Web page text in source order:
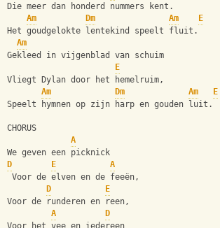
Die meer dan honderd nummers kent.
Am
Dm Am
E
Het goudgelokte lentekind speelt fluit.
Am
Gekleed in vijgenblad van schuim
E
Vliegt Dylan door het hemelruim,
Am
Dm Am
E
Speelt hymnen op zijn harp en gouden luit.
CHORUS
A
We geven een picknick
D
E
A
Voor de elven en de feeën,
D
E
Voor de runderen en reen,
A
D